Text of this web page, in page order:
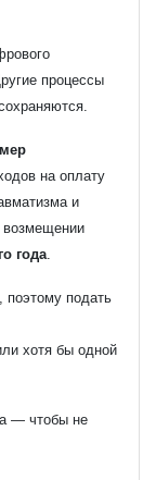
процессы
на оплату
и
возмещении
года
поэтому подать
хотя бы одной
— чтобы не